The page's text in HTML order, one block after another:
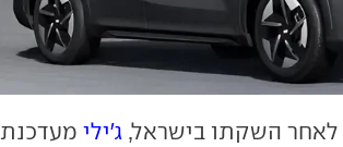
לאחר השקתו בישראל, ג'ילי מעדכנת